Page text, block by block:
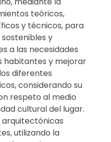
teóricos,
y técnicos, para
y
a las necesidades
habitantes y mejorar
diferentes
considerando su
respeto al medio
cultural del lugar.
utilizando la